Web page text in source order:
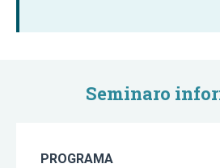
Seminaro
PROGRAMA